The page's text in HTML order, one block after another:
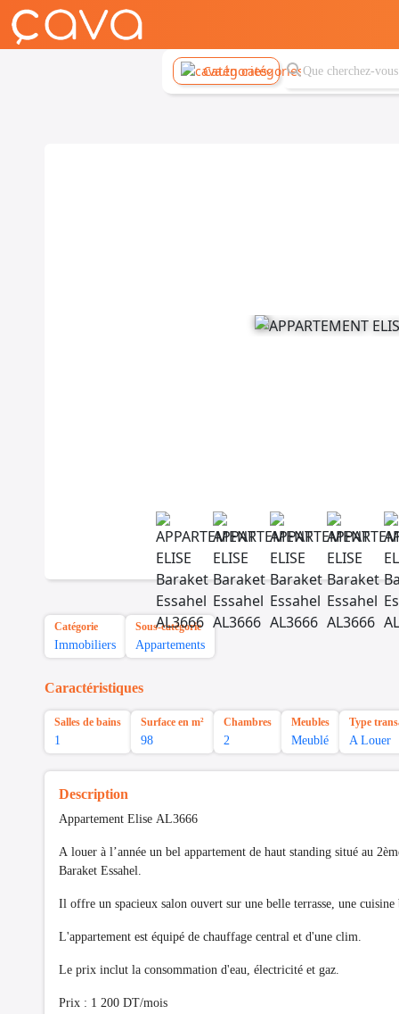
Catégories
Catégorie
Immobiliers
Sous-catégorie
Appartements
Caractéristiques
Salles de bains
1
Surface en m²
98
Chambres
2
Meubles
Meublé
Type
A Louer
Description
Appartement Elise AL3666
A louer à l’année un bel appartement de haut standing situé au
Baraket Essahel.
Il offre un spacieux salon ouvert sur une belle terrasse, une
L'appartement est équipé de chauffage central et d'une clim.
Le prix inclut la consommation d'eau, électricité et gaz.
Prix : 1 200 DT/mois